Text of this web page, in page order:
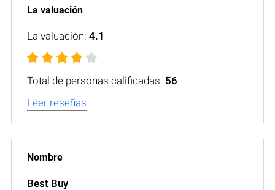
La valuación: 4.1
Total de personas calificadas: 56
Leer reseñas
Best Buy